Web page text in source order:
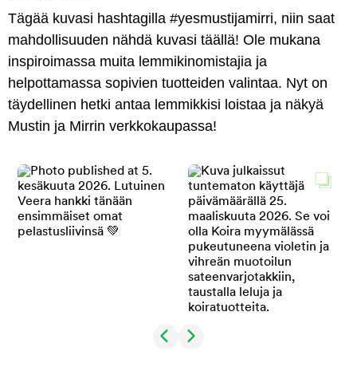
Tägää kuvasi hashtagilla #yesmustijamirri, niin saat
mahdollisuuden nähdä kuvasi täällä! Ole mukana
inspiroimassa muita lemmikinomistajia ja
helpottamassa sopivien tuotteiden valintaa. Nyt on
täydellinen hetki antaa lemmikkisi loistaa ja näkyä
Mustin ja Mirrin verkkokaupassa!